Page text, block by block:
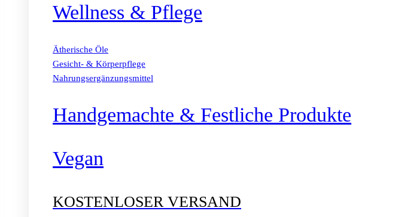
Wellness & Pflege
Ätherische Öle
Gesicht- & Körperpflege
Nahrungsergänzungsmittel
Handgemachte & Festliche Produkte
Vegan
KOSTENLOSER VERSAND